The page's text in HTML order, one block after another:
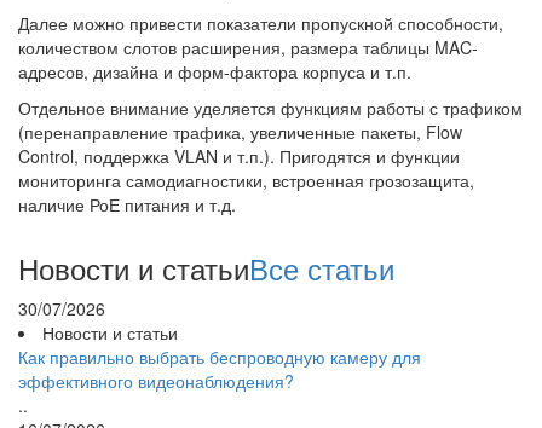
Далее можно привести показатели пропускной способности,
количеством слотов расширения, размера таблицы MAC-
адресов, дизайна и форм-фактора корпуса и т.п.
Отдельное внимание уделяется функциям работы с трафиком
(перенаправление трафика, увеличенные пакеты, Flow
Control, поддержка VLAN и т.п.). Пригодятся и функции
мониторинга самодиагностики, встроенная грозозащита,
наличие РоЕ питания и т.д.
Новости и статьиВсе статьи
30/07/2026
Новости и статьи
Как правильно выбрать беспроводную камеру для
эффективного видеонаблюдения?
..